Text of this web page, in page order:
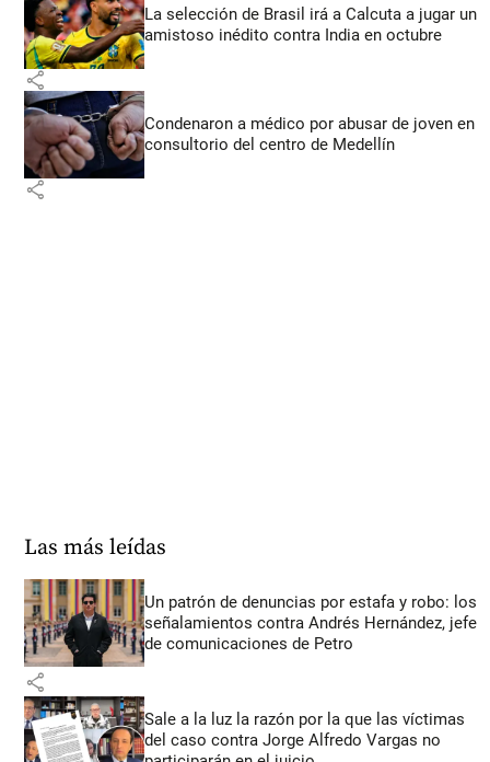
La selección de Brasil irá a Calcuta a jugar un
amistoso inédito contra India en octubre
share
Condenaron a médico por abusar de joven en
consultorio del centro de Medellín
share
Las más leídas
Un patrón de denuncias por estafa y robo: los
señalamientos contra Andrés Hernández, jefe
de comunicaciones de Petro
share
Sale a la luz la razón por la que las víctimas
del caso contra Jorge Alfredo Vargas no